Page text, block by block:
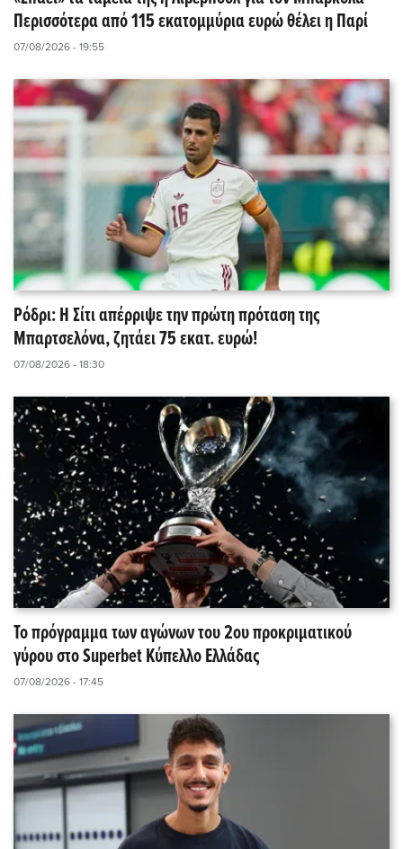
Περισσότερα από 115 εκατομμύρια ευρώ θέλει η Παρί
07/08/2026 - 19:55
Ρόδρι: Η Σίτι απέρριψε την πρώτη πρόταση της
Μπαρτσελόνα, ζητάει 75 εκατ. ευρώ!
07/08/2026 - 18:30
Το πρόγραμμα των αγώνων του 2ου προκριματικού
γύρου στο Superbet Κύπελλο Ελλάδας
07/08/2026 - 17:45